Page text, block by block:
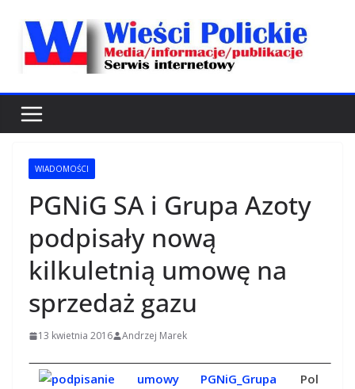
WIADOMOŚCI
PGNiG SA i Grupa Azoty
podpisały nową
kilkuletnią umowę na
sprzedaż gazu
13 kwietnia 2016 Andrzej Marek
Pol